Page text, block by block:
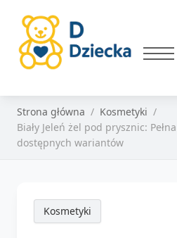
Strona główna
Kosmetyki
Biały Jeleń żel pod prysznic:
dostępnych wariantów
Kosmetyki